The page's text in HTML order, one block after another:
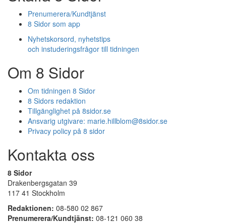
Prenumerera/Kundtjänst
8 Sidor som app
Nyhetskorsord, nyhetstips
och instuderingsfrågor till tidningen
Om 8 Sidor
Om tidningen 8 Sidor
8 Sidors redaktion
Tillgänglighet på 8sidor.se
Ansvarig utgivare: marie.hillblom@8sidor.se
Privacy policy på 8 sidor
Kontakta oss
8 Sidor
Drakenbergsgatan 39
117 41 Stockholm
Redaktionen: 08-580 02 867
Prenumerera/Kundtjänst: 08-121 060 38